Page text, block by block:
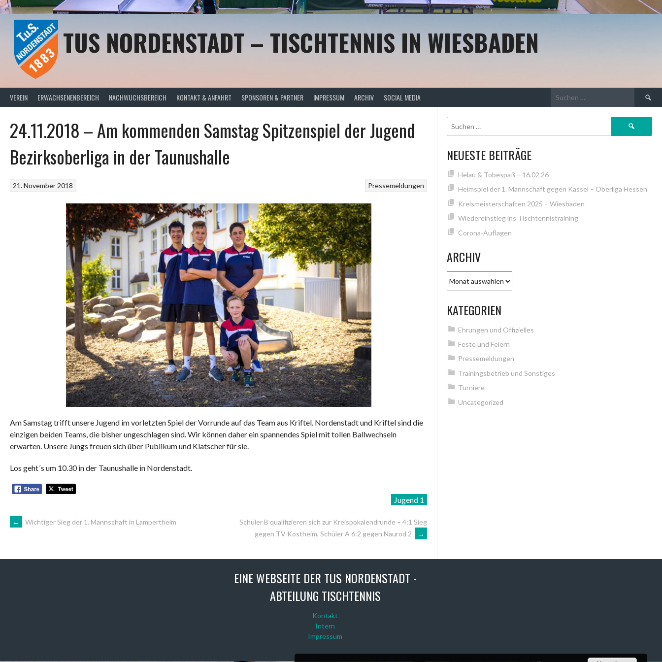
Springe
zum
TUS NORDENSTADT – TISCHTENNIS IN WIESBADEN
VEREIN ERWACHSENENBEREICH NACHWUCHSBEREICH KONTAKT & ANFAHRT SPONSOREN & PARTNER IMPRESSUM ARCHIV SOCIAL MEDIA
Suchen
nach:
24.11.2018 – Am kommenden Samstag Spitzenspiel der Jugend
Bezirksoberliga in der Taunushalle
Pressemeldungen
21. November 2018
Am Samstag trifft unsere Jugend im vorletzten Spiel der Vorrunde auf das Team aus Kriftel. Nordenstadt und Kriftel sind die
einzigen beiden Teams, die bisher ungeschlagen sind. Wir können daher ein spannendes Spiel mit tollen Ballwechseln
erwarten. Unsere Jungs freuen sich über Publikum und Klatscher für sie.
Los geht´s um 10.30 in der Taunushalle in Nordenstadt.
Jugend 1
ARTIKEL-
NAVIGATION
← Wichtiger Sieg der 1. Mannschaft in Lampertheim
Schüler B qualifizieren sich zur Kreispokalendrunde – 4:1 Sieg
gegen TV Kostheim, Schüler A 6:2 gegen Naurod 2
→
Suchen
NEUESTE BEITRÄGE
Helau & Tobespaß – 16.02.26
Heimspiel der 1. Mannschaft gegen Kassel – Oberliga Hessen
Kreismeisterschaften 2025 – Wiesbaden
Wiedereinstieg ins Tischtennistraining
Corona-Auflagen
ARCHIV
KATEGORIEN
Ehrungen und Offizielles
Feste und Feiern
Pressemeldungen
Trainingsbetrieb und Sonstiges
Turniere
Uncategorized
EINE WEBSEITE DER TUS NORDENSTADT -
ABTEILUNG TISCHTENNIS
Kontakt
Intern
Impressum